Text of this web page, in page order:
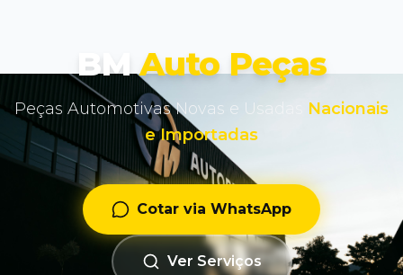
BM Auto Peças
Peças Automotivas Novas e Usadas Nacionais
e Importadas
Cotar via WhatsApp
Ver Serviços